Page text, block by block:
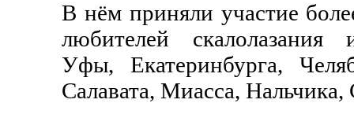
В нём приняли участие
любителей скалолазания
Уфы, Екатеринбурга,
Салавата, Миасса, Нальчика,